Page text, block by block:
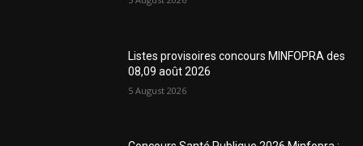
Listes provisoires concours MINFOPRA des
08,09 août 2026
5 August 2026